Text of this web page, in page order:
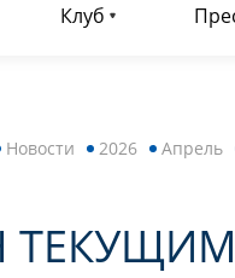
Клуб
Новости 2026 Апрель